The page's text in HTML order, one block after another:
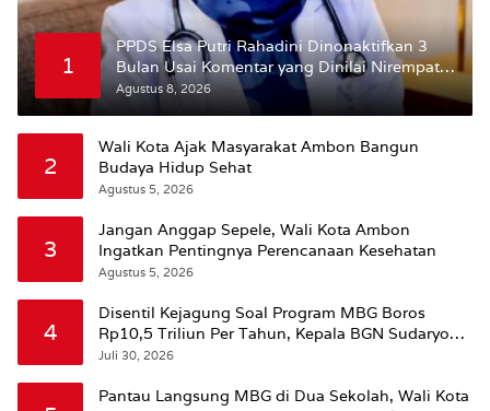
1
PPDS Elsa Putri Rahadini Dinonaktifkan 3
Bulan Usai Komentar yang Dinilai Nirempati
ke Pasien BPJS
Agustus 8, 2026
2
Wali Kota Ajak Masyarakat Ambon Bangun
Budaya Hidup Sehat
Agustus 5, 2026
3
Jangan Anggap Sepele, Wali Kota Ambon
Ingatkan Pentingnya Perencanaan Kesehatan
Agustus 5, 2026
4
Disentil Kejagung Soal Program MBG Boros
Rp10,5 Triliun Per Tahun, Kepala BGN Sudaryono
Beri Penjelasan
Juli 30, 2026
Pantau Langsung MBG di Dua Sekolah, Wali Kota